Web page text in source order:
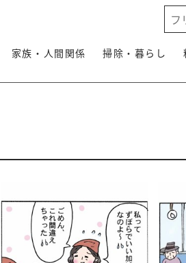
家族・人間関係 掃除・暮らし